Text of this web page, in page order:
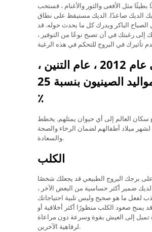
بطيئًا مثل الأفعى والثور والأغنام ، فستحب
الديك صاعدًا. الديك مستيقظ على نطاق
الباكر ويدرك كل ما يحدث حوله. قد
إلى رغبتك في أن تصبح نوعًا من التوفير ،
في عام 2012 ، عام التنين ،
زادت المواليد الصينيون بنسبة 25
٪
سكان العالم إلى أي حيوان يمثلهم. يخطط
لشهر ميلاد أطفالهم لضمان الرخاء والصحة
والسعادة.
الكلب
على برجك البروج الطبيعي قد يجعلك شخصًا
لديك ضمير أكثر حساسية من البعض الآخر ،
لفعل ما هو صحيح وليس تلبية احتياجاتك
يمنح صعود الكلب منظورًا أكثر أخلاقية أو
تميل إلى العيش بقوة وسرعة دون مراعاة
لرفاهية الآخرين.